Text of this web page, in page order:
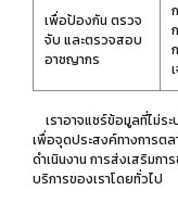
เพื่อป้องกัน ตรวจ
จับ และตรวจสอบ
อาชญากร
เราอาจแชร์ข้อมูลที่ไม่ร
เพื่อจุดประสงค์ทางการตล
ดำเนินงาน การส่งเสริมก
บริการของเราโดยทั่วไป